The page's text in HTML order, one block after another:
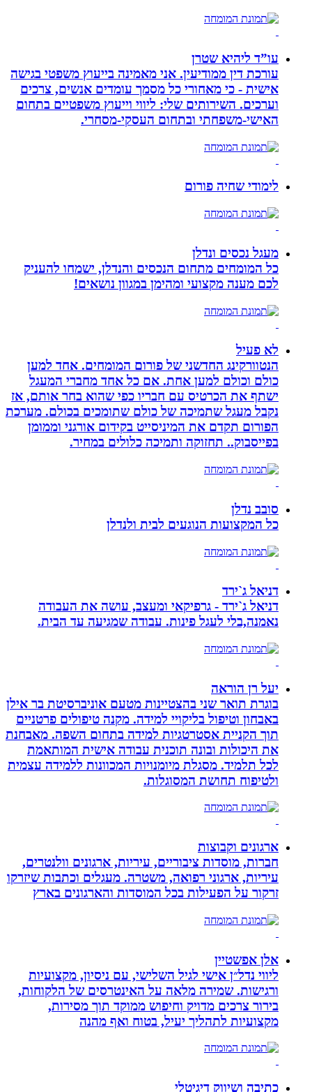
עו”ד ליהיא שטרן
עורכת דין ממודיעין. אני מאמינה בייעוץ משפטי בגישה
אישית - כי מאחורי כל מסמך עומדים אנשים, צרכים
וערכים. השירותים שלי: ליווי וייעוץ משפטיים בתחום
האישי-משפחתי ובתחום העסקי-מסחרי.
לימודי שחיה פורום
מעגל נכסים ונדלן
כל המומחים מתחום הנכסים והנדלן, ישמחו להעניק
לכם מענה מקצועי ומהימן במגוון נושאים!
לא פעיל
הנטוורקינג החדשני של פורום המומחים. אחד למען
כולם וכולם למען אחת. אם כל אחד מחברי המעגל
ישתף את הכרטיס עם חבריו כפי שהוא בחר אותם, אז
נקבל מעגל שתמיכה של כולם שתומכים בכולם. מערכת
הפורום תקדם את המיניסייט בקידום אורגני וממומן
בפייסבוק.. תחזוקה ותמיכה כלולים במחיר.
סובב נדלן
כל המקצועות הנוגעים לבית ולנדלן
דניאל ג`ירד
דניאל ג`ירד - גרפיקאי ומעצב, עושה את העבודה
נאמנה,בלי לעגל פינות. עבודה שמגיעה עד הבית.
יעל רן הוראה
בוגרת תואר שני בהצטיינות מטעם אוניברסיטת בר אילן
באבחון וטיפול בליקויי למידה. מקנה טיפולים פרטניים
תוך הקניית אסטרטגיות למידה בתחום השפה. מאבחנת
את היכולות ובונה תוכנית עבודה אישית המותאמת
לכל תלמיד. מסגלת מיומנויות המכוונות ללמידה עצמית
ולטיפוח תחושת המסוגלות.
ארגונים וקבוצות
חברות, מוסדות ציבוריים, עיריות, ארגונים וולנטרים,
עיריות, ארגוני רפואה, משטרה. מעגלים וכתבות שיזרקו
זרקור על הפעילות בכל המוסדות והארגונים בארץ
אלן אפשטיין
ליווי נדל״ן אישי לגיל השלישי, עם ניסיון, מקצועיות
ורגישות. שמירה מלאה על האינטרסים של הלקוחות,
בירור צרכים מדויק וחיפוש ממוקד תוך מסירות,
מקצועיות לתהליך יעיל, בטוח ואף מהנה
כתיבה ושיווק דיגיטלי